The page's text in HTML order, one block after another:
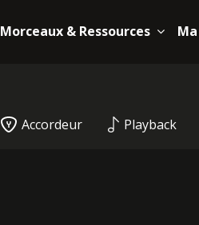
Morceaux & Ressources
Accordeur Playback